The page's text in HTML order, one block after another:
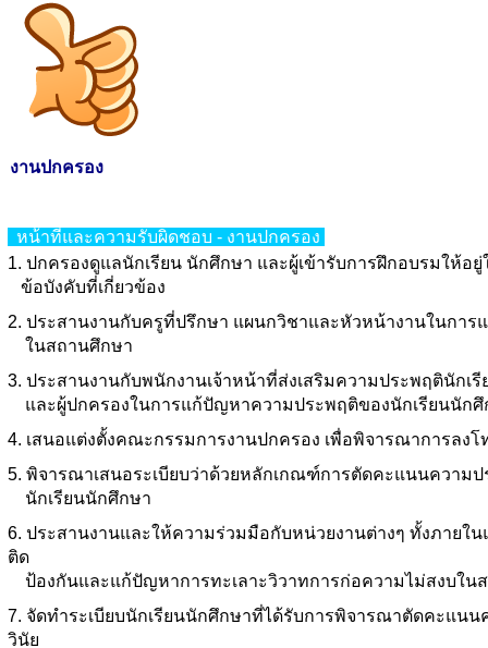
งานปกครอง
หน้าที่และความรับผิดชอบ - งานปกครอง
1. ปกครองดูแลนักเรียน นักศึกษา และผู้เข้ารับการฝึกอบรมให้อ
ข้อบังคับที่เกี่ยวข้อง
2. ประสานงานกับครูที่ปรึกษา แผนกวิชาและหัวหน้างานในกา
ในสถานศึกษา
3. ประสานงานกับพนักงานเจ้าหน้าที่ส่งเสริมความประพฤตินักเ
และผู้ปกครองในการแก้ปัญหาความประพฤติของนักเรียนนักศึ
4. เสนอแต่งตั้งคณะกรรมการงานปกครอง เพื่อพิจารณาการลง
5. พิจารณาเสนอระเบียบว่าด้วยหลักเกณฑ์การตัดคะแนนความ
นักเรียนนักศึกษา
6. ประสานงานและให้ความร่วมมือกับหน่วยงานต่างๆ ทั้งภายใ
ติด
ป้องกันและแก้ปัญหาการทะเลาะวิวาทการก่อความไม่สงบใน
7. จัดทําระเบียบนักเรียนนักศึกษาที่ได้รับการพิจารณาตัดคะแน
วินัย